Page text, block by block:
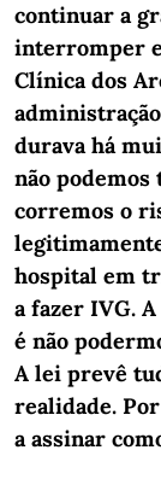
continuar a
interromper
Clínica dos
durava há
não
corremos o
hospital em
a fazer IVG.
é não
A lei prevê
realidade.
a assinar